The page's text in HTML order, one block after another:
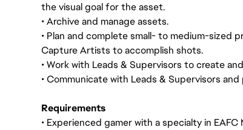
the visual goal for the asset.
• Archive and manage assets.
• Plan and complete small- to medium-sized
Capture Artists to accomplish shots.
• Work with Leads & Supervisors to create
• Communicate with Leads & Supervisors
Requirements
• Experienced gamer with a specialty in EAFC